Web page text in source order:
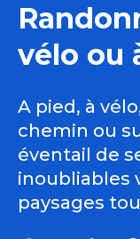
vélo ou
A pied, à
chemin ou
éventail de
inoubliables
paysages